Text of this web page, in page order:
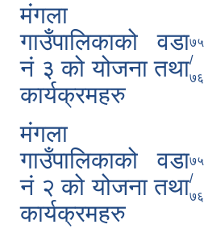
मंगला
गाउँपालिकाको वडा
नं ३ को योजना तथा
कार्यक्रमहरु
७५
/
७६
मंगला
गाउँपालिकाको वडा
नं २ को योजना तथा
कार्यक्रमहरु
७५
/
७६